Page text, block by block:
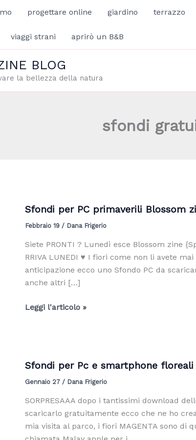
progettare online giardino terrazzo
viaggi strani aprirò un B&B
BLOG
la bellezza della natura
sfondi
Sfondi per PC primaverili Blossom
Febbraio 19 / Dana Frigerio
Siete PRONTI ? Lunedì esce Blossom zine
RRIVA LUNEDI ♥ I fiori come non li avete
anticipazione ecco uno Sfondo PC da
anche altri […]
Sfondi
zine
Leggi l'articolo »
Sfondi per Pc e smartphone
Gennaio 27 / Dana Frigerio
SORPRESAAA dopo i tantissimi download
scaricarlo gratuitamente ecco che ne ho
mia visita al parco, i fiori MAGENTA sono di